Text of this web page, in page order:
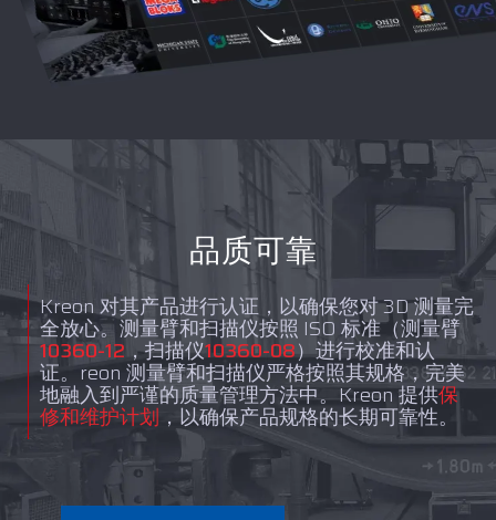
品质可靠
Kreon 对其产品进行认证，以确保您对 3D 测量完
全放心。测量臂和扫描仪按照 ISO 标准（测量臂
10360-12 ，扫描仪10360-08）进行校准和认
证。reon 测量臂和扫描仪严格按照其规格，完美
地融入到严谨的质量管理方法中。Kreon 提供保
修和维护计划 ，以确保产品规格的长期可靠性。